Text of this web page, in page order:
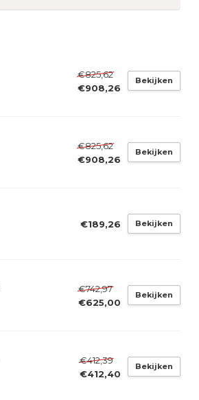
€825,62
€908,26
Bekijken
€825,62
€908,26
Bekijken
€189,26 Bekijken
€742,97
€625,00
Bekijken
€412,39
€412,40
Bekijken